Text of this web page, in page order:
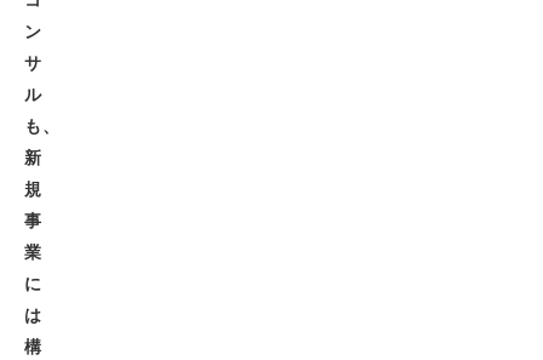
ン
サ
ル
も、
新
規
事
業
に
は
構